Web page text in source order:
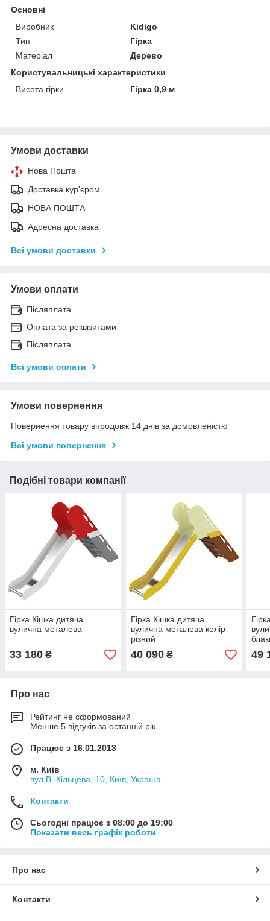
Основні
Виробник
Kidigo
Тип
Гірка
Матеріал
Дерево
Користувальницькі характеристики
Висота гірки
Гірка 0,9 м
Умови доставки
Нова Пошта
Доставка кур'єром
НОВА ПОШТА
Адресна доставка
Всі умови доставки
Умови оплати
Післяплата
Оплата за реквізитами
Післяплата
Всі умови оплати
Умови повернення
Повернення товару впродовж 14 днів за домовленістю
Всі умови повернення
Подібні товари компанії
Гірка Кішка дитяча
вулична металева
33 180 ₴
Гірка Кішка дитяча
вулична металева колір
різний
40 090₴ 49
Про нас
Рейтинг не сформований
Менше 5 відгуків за останній рік
Працює з 16.01.2013
м. Київ
вул В. Кільцева, 10, Київ, Україна
Контакти
Сьогодні працює з 08:00 до 19:00
Показати весь графік роботи
Про нас
Контакти